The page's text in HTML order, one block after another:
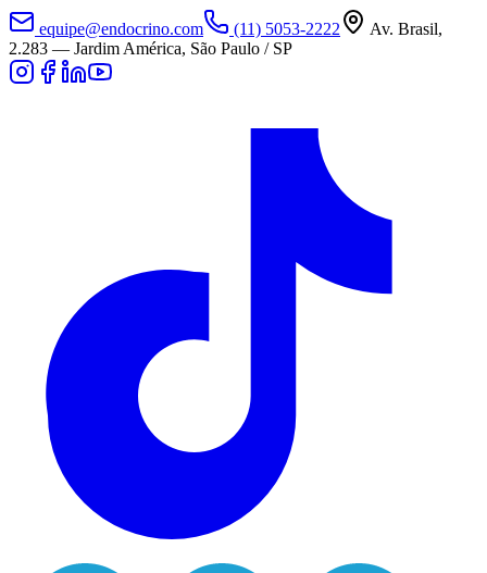
equipe@endocrino.com (11) 5053-2222
Av. Brasil,
2.283 — Jardim América, São Paulo / SP